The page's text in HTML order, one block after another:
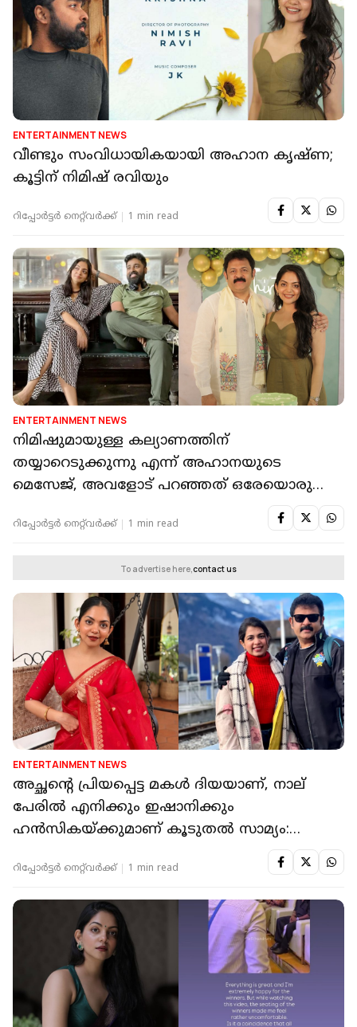
ENTERTAINMENT NEWS
വീണ്ടും സംവിധായികയായി അഹാന കൃഷ്ണ;
കൂട്ടിന് നിമിഷ് രവിയും
റിപ്പോർട്ടർ നെറ്റ്‌വര്‍ക്ക്‌ 1 min read
ENTERTAINMENT NEWS
നിമിഷുമായുള്ള കല്യാണത്തിന്
തയ്യാറെടുക്കുന്നു എന്ന് അഹാനയുടെ
മെസേജ്, അവളോട് പറഞ്ഞത് ഒരേയൊരു
റിപ്പോർട്ടർ നെറ്റ്‌വര്‍ക്ക്‌ 1 min read
To advertise here,contact us
ENTERTAINMENT NEWS
അച്ഛന്റെ പ്രിയപ്പെട്ട മകൾ ദിയയാണ്, നാല്
പേരിൽ എനിക്കും ഇഷാനിക്കും
ഹൻസികയ്ക്കുമാണ് കൂടുതൽ സാമ്യം:
റിപ്പോർട്ടർ നെറ്റ്‌വര്‍ക്ക്‌ 1 min read